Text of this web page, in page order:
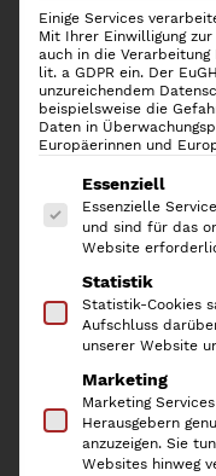
Rösle
Glas, Ø 24
24,95€
inkl. 19 % MwSt.
Einige Services
Mit Ihrer Einwilligung
auch in die Verarbeitung
lit. a GDPR ein. Der
unzureichendem
beispielsweise die
Daten in
Europäerinnen und
Es folgt eine
Essenziell
Essenzielle
und sind für das
Website
Statistik
Statistik-Cookies
Aufschluss
unserer Website
Marketing
Marketing
Herausgebern
anzuzeigen. Sie
Websites hinweg